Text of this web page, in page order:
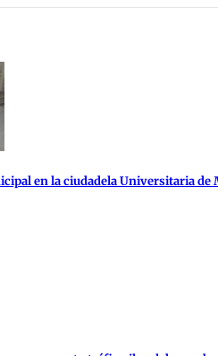
en la ciudadela Universitaria de